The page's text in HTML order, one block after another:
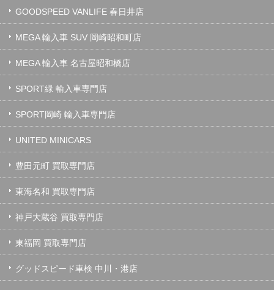
GOODSPEED VANLIFE 春日井店
MEGA 輸入車 SUV 岡崎昭和町店
MEGA 輸入車 名古屋昭和橋店
SPORT緑 輸入車専門店
SPORT岡崎 輸入車専門店
UNITED MINICARS
豊田元町 買取専門店
東海名和 買取専門店
神戸大蔵谷 買取専門店
東福岡 買取専門店
グッドスピード車検 中川・港店